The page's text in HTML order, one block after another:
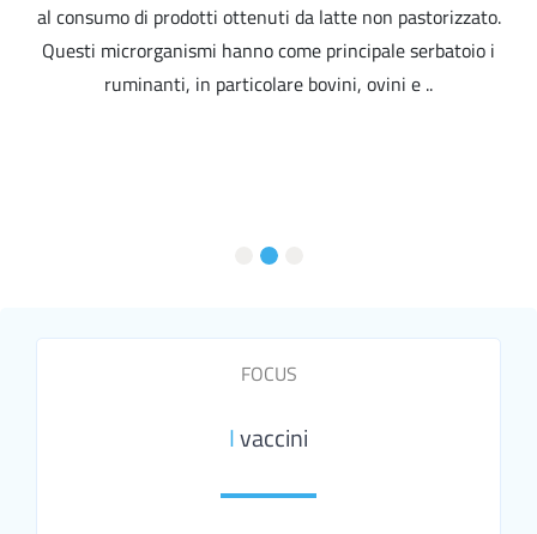
al consumo di prodotti ottenuti da latte non pastorizzato.
Questi microrganismi hanno come principale serbatoio i
ruminanti, in particolare bovini, ovini e ..
FOCUS
Ivaccini